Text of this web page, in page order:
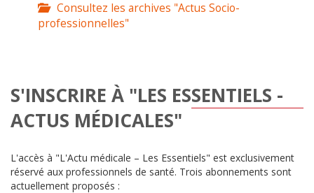
Consultez les archives "Actus Socio-
professionnelles"
S'INSCRIRE À "LES ESSENTIELS -
ACTUS MÉDICALES"
L'accès à "L'Actu médicale – Les Essentiels" est exclusivement
réservé aux professionnels de santé. Trois abonnements sont
actuellement proposés :